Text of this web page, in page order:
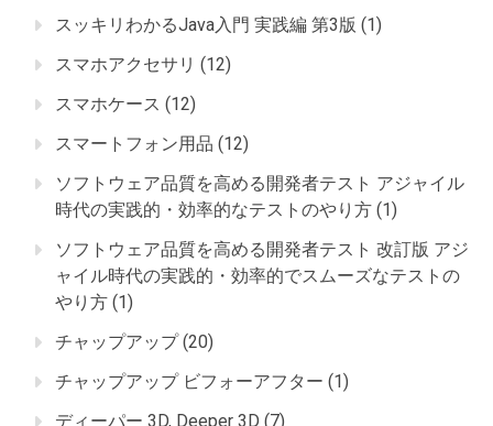
スッキリわかるJava入門 実践編 第3版 (1)
スマホアクセサリ (12)
スマホケース (12)
スマートフォン用品 (12)
ソフトウェア品質を高める開発者テスト アジャイル
時代の実践的・効率的なテストのやり方 (1)
ソフトウェア品質を高める開発者テスト 改訂版 アジ
ャイル時代の実践的・効率的でスムーズなテストの
やり方 (1)
チャップアップ(20)
チャップアップ ビフォーアフター (1)
ディーパー 3D, Deeper 3D (7)